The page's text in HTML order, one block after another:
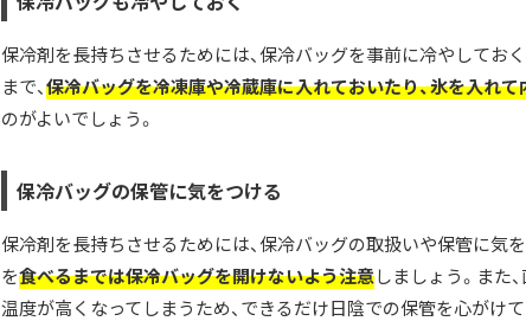
保冷剤を長持ちさせるためには、保冷バッグを事前に冷やしてお
まで、保冷バッグを冷凍庫や冷蔵庫に入れておいたり、氷を入れ
のがよいでしょう。
保冷バッグの保管に気をつける
保冷剤を長持ちさせるためには、保冷バッグの取扱いや保管に気
を食べるまでは保冷バッグを開けないよう注意しましょう。また
温度が高くなってしまうため、できるだけ日陰での保管を心がけて